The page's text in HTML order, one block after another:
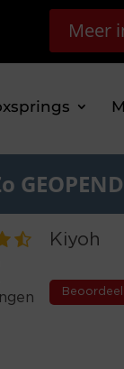
Meer
GEOPEND